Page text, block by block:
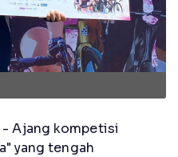
- Ajang kompetisi
yang tengah